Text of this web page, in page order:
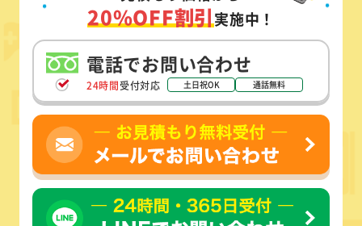
20%OFF割引実施中！
電話でお問い合わせ
24時間受付対応 土日祝OK 通話無料